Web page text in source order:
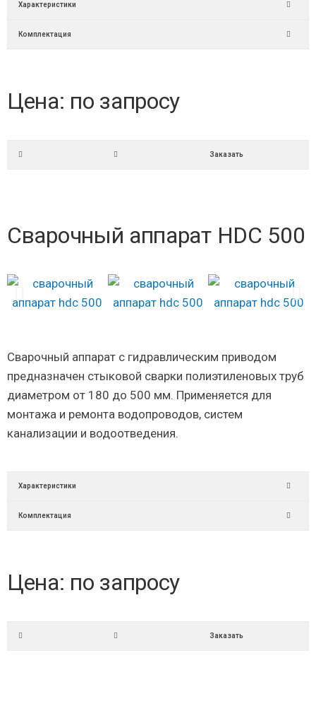
Характеристики
Комплектация
Цена: по запросу
Заказать
Сварочный аппарат HDC 500
Сварочный аппарат с гидравлическим приводом
предназначен стыковой сварки полиэтиленовых труб
диаметром от 180 до 500 мм. Применяется для
монтажа и ремонта водопроводов, систем
канализации и водоотведения.
Характеристики
Комплектация
Цена: по запросу
Заказать